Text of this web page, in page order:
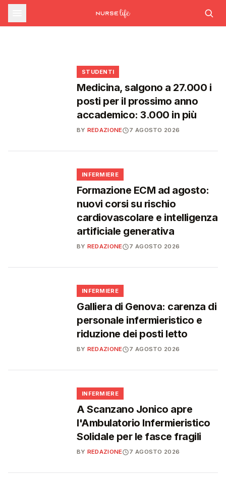
sfide che decideranno il futuro del
Ssn
Decreto PA e sanità: nuovo commissario per
le scorte Covid, liste d'attesa al Siveas e
INFERMIERE
Decreto PA: nuove regole per scorte Covid,
STUDENTI
Medicina, salgono a 27.000 i
posti per il prossimo anno
accademico: 3.000 in più
BY REDAZIONE 7 AGOSTO 2026
INFERMIERE
Formazione ECM ad agosto:
nuovi corsi su rischio
cardiovascolare e intelligenza
artificiale generativa
BY REDAZIONE 7 AGOSTO 2026
INFERMIERE
Galliera di Genova: carenza di
personale infermieristico e
riduzione dei posti letto
BY REDAZIONE 7 AGOSTO 2026
INFERMIERE
A Scanzano Jonico apre
l'Ambulatorio Infermieristico
Solidale per le fasce fragili
BY REDAZIONE 7 AGOSTO 2026